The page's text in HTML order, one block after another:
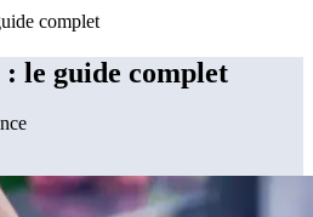
complet
le guide complet